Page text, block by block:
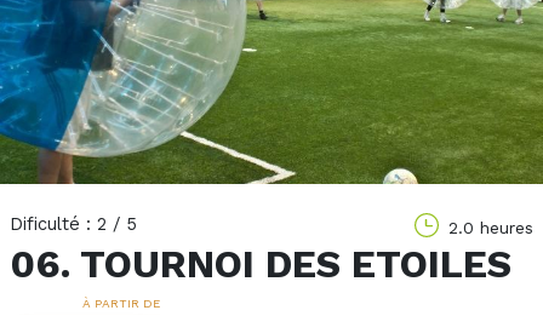
Dificulté : 2 / 5 2.0 heures
06. TOURNOI DES ETOILES
À PARTIR DE